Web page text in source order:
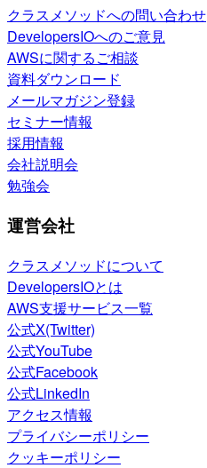
クラスメソッドへの問い合わせ
DevelopersIOへのご意見
AWSに関するご相談
資料ダウンロード
メールマガジン登録
セミナー情報
採用情報
会社説明会
勉強会
運営会社
クラスメソッドについて
DevelopersIOとは
AWS支援サービス一覧
公式X(Twitter)
公式YouTube
公式Facebook
公式LinkedIn
アクセス情報
プライバシーポリシー
クッキーポリシー